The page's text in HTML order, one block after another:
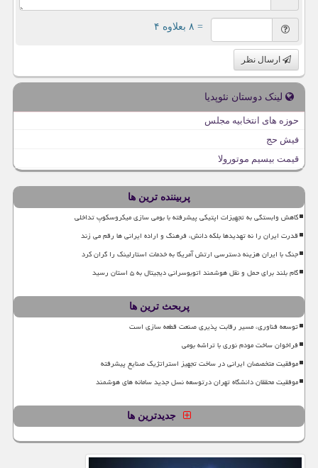
= ۸ بعلاوه ۴
ارسال نظر
لینک دوستان نئوپدیا
حوزه های انتخابیه مجلس
فیش حج
قیمت بیسیم موتورولا
پربیننده ترین ها
کاهش وابستگی به تجهیزات اپتیکی پیشرفته با بومی سازی میکروسکوپ تداخلی
قدرت ایران را نه تهدیدها بلکه دانش، فرهنگ و اراده ایرانی ها رقم می زند
جنگ با ایران هزینه دسترسی ارتش آمریکا به خدمات استارلینک را گران کرد
گام بلند برای حمل و نقل هوشمند اتوبوسرانی دیجیتال به ۵ استان رسید
پربحث ترین ها
توسعه فناوری، مسیر رقابت پذیری صنعت قطعه سازی است
فراخوان ساخت مودم نوری با تراشه بومی
موفقیت متخصصان ایرانی در ساخت تجهیز استراتژیک صنایع پیشرفته
موفقیت محققان دانشگاه تهران درتوسعه نسل جدید سامانه های هوشمند
جدیدترین ها